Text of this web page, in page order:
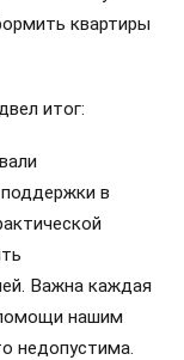
квартиры
итог:
в
Важна каждая
нашим
недопустима.